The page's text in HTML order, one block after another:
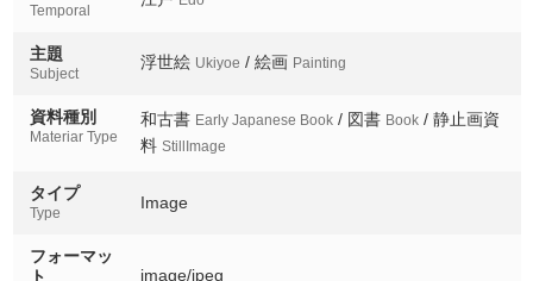
Nishiyama tsukinowadera
廣澤池
高雄の丹楓
Takao no tanfu
洛北栂尾
Rakuhoku togano
御室
Temporal
主題
Subject
浮世絵 Ukiyoe / 絵画 Painting
資料種別
Materiar Type
和古書 Early Japanese Book/ 図書 Book/ 静止画資
料 StillImage
タイプ
Type
Image
フォーマッ
ト
image/jpeg